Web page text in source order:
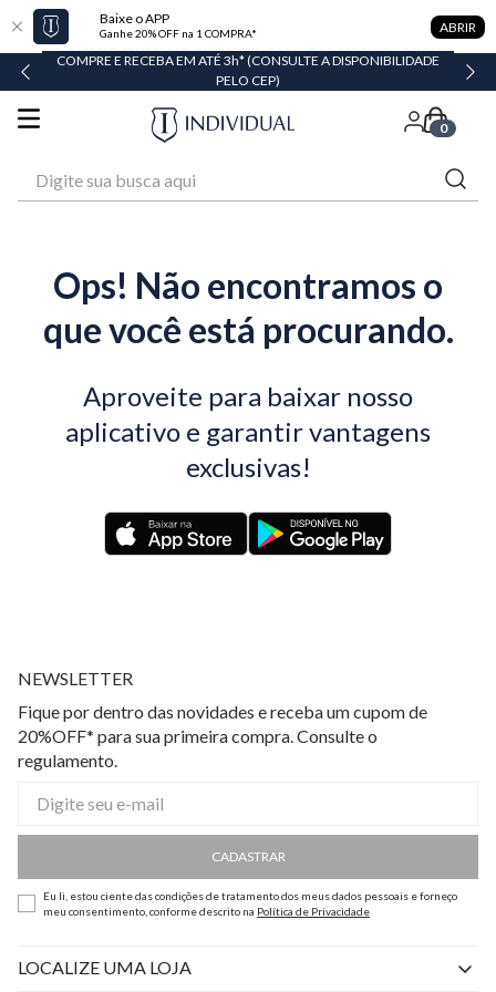
Baixe o APP
Ganhe 20% OFF na 1 COMPRA* ABRIR
COMPRE E RECEBA EM ATÉ 3h* (CONSULTE A DISPONIBILIDADE
PELO CEP)
0
Ops! Não encontramos o
que você está procurando.
Aproveite para baixar nosso
aplicativo e garantir vantagens
exclusivas!
NEWSLETTER
Fique por dentro das novidades e receba um cupom de
20%OFF* para sua primeira compra. Consulte o
regulamento.
CADASTRAR
Eu li, estou ciente das condições de tratamento dos meus dados pessoais e forneço
meu consentimento, conforme descrito na Política de Privacidade
LOCALIZE UMA LOJA